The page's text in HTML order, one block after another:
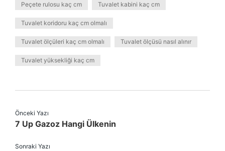
Peçete rulosu kaç cm Tuvalet kabini kaç cm
Tuvalet koridoru kaç cm olmalı
Tuvalet ölçüleri kaç cm olmalı Tuvalet ölçüsü nasıl alınır
Tuvalet yüksekliği kaç cm
Önceki Yazı
7 Up Gazoz Hangi Ülkenin
Sonraki Yazı